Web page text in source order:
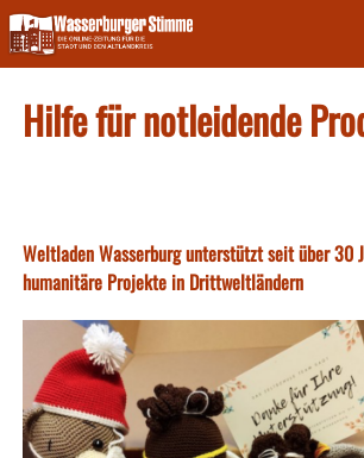
Skip
to
content
Hilfe für notleidende
Weltladen Wasserburg unterstützt seit über 30
humanitäre Projekte in Drittweltländern